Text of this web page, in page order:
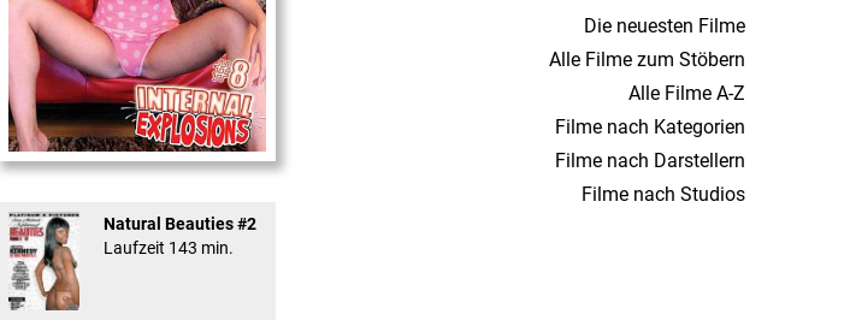
Internal Explosionen
Natural Beauties #2
Laufzeit 143 min.
Die neuesten Filme
Alle Filme zum Stöbern
Alle Filme A-Z
Filme nach Kategorien
Filme nach Darstellern
Filme nach Studios